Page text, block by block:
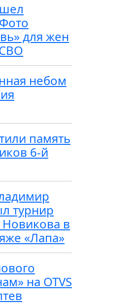
для жен
небом
память
6-й
турнир
Новикова в
«Лапа»
на OTVS